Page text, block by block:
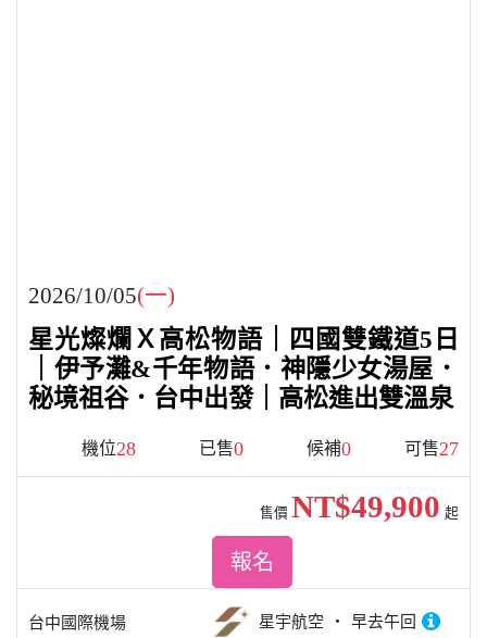
2026/10/05(一)
星光燦爛Ｘ高松物語｜四國雙鐵道5日
｜伊予灘&千年物語．神隱少女湯屋．
秘境祖谷．台中出發｜高松進出雙溫泉
機位28 已售0 候補0 可售27
台中國際機場 星宇航空 早去午回
售價 NT$49,900 起
報名